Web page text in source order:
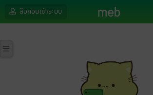
ล็อกอินเข้าระบบ